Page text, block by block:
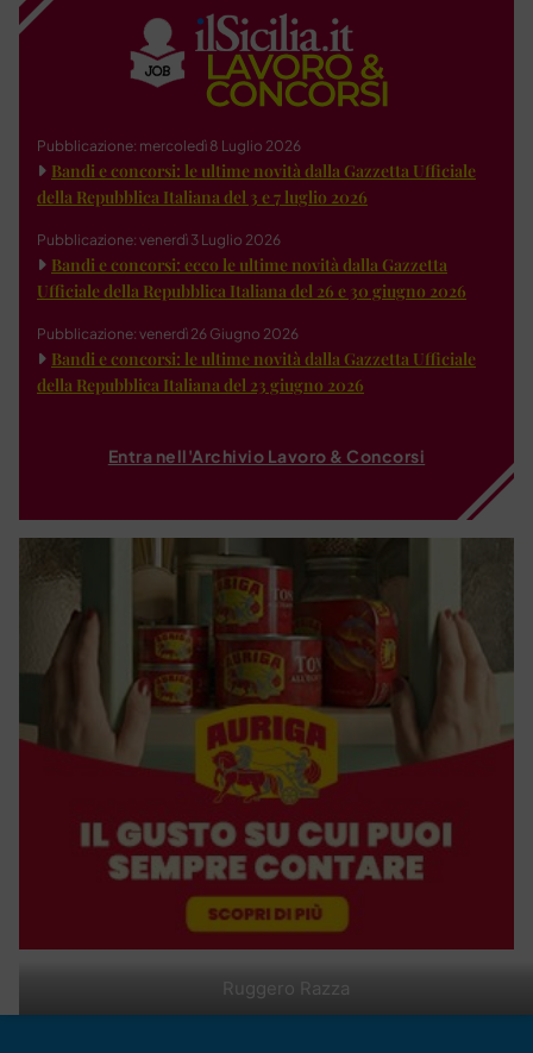
Ruggero Razza
Pubblicazione: mercoledì 8 Luglio 2026
Bandi e concorsi: le ultime novità dalla Gazzetta Ufficiale
della Repubblica Italiana del 3 e 7 luglio 2026
Pubblicazione: venerdì 3 Luglio 2026
Bandi e concorsi: ecco le ultime novità dalla Gazzetta
Ufficiale della Repubblica Italiana del 26 e 30 giugno 2026
Pubblicazione: venerdì 26 Giugno 2026
Bandi e concorsi: le ultime novità dalla Gazzetta Ufficiale
della Repubblica Italiana del 23 giugno 2026
Entra nell'Archivio Lavoro & Concorsi